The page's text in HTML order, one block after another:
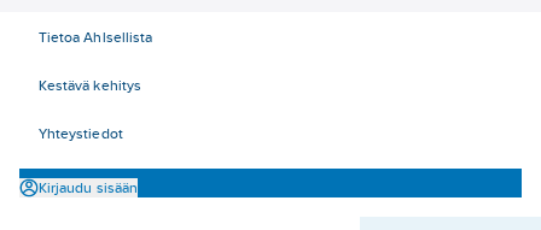
Tietoa Ahlsellista
Kestävä kehitys
Yhteystiedot
Kirjaudu sisään